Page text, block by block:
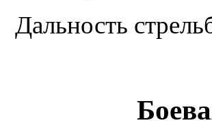
Дальность